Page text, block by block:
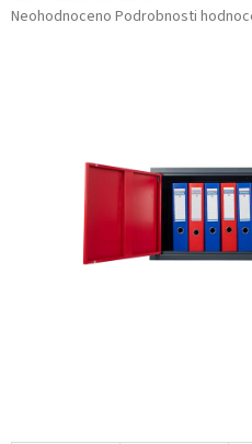
Průměrné
Neohodnoceno Podrobnosti